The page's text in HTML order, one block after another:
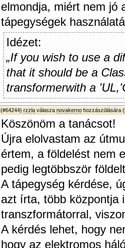
elmondja, miért nem jó
tápegységek
Idézet:
„If you wish to use a
that it should be a
transformerwith a
(#64244) rzzla válasza novakerno hozzászólására (
Köszönöm a tanácsot!
Újra elolvastam az
értem, a földelést nem
pedig legtöbbször
A tápegység kérdése,
azt írta, több központja
transzformátorral,
A kérdés lehet, hogy
hogy az elektromos